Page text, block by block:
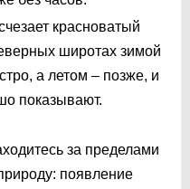
красноватый
широтах зимой
а летом – позже, и
показывают.
за пределами
появление